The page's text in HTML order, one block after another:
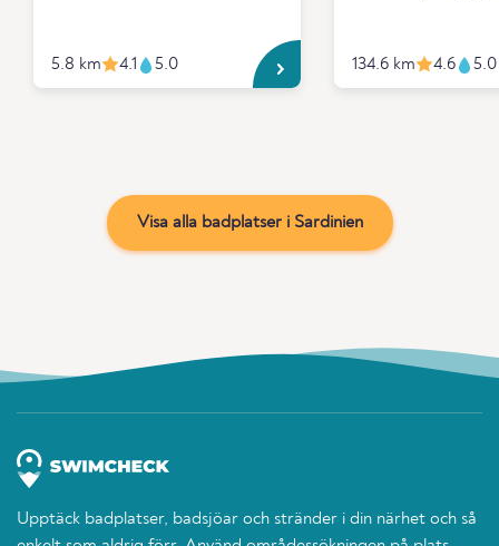
5.8 km 4.1 5.0 134.6 km 4.6 5.0
Visa alla badplatser i Sardinien
Upptäck badplatser, badsjöar och stränder i din närhet och så